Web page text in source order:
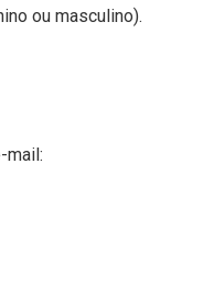
ou masculino).
mail: